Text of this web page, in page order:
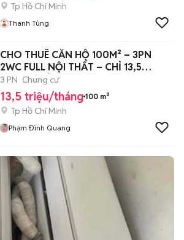
Tp Hồ Chí Minh
Thanh Tùng
CHO THUÊ CĂN HỘ 100M² – 3PN
2WC FULL NỘI THẤT – CHỈ 13,5
TRIỆU/THÁNG
3 PN Chung cư
13,5 triệu/tháng 100 m²
Tp Hồ Chí Minh
Phạm Đình Quang